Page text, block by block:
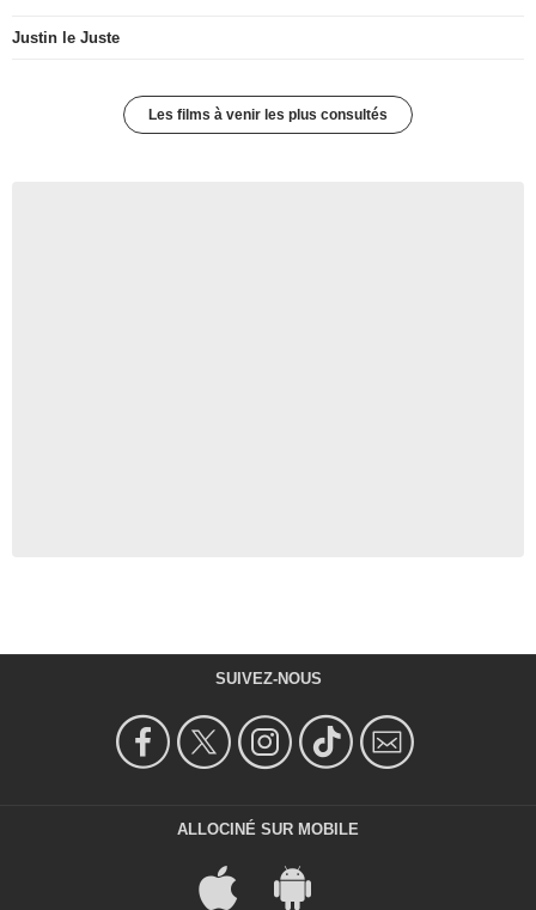
Justin le Juste
Les films à venir les plus consultés
SUIVEZ-NOUS
ALLOCINÉ SUR MOBILE